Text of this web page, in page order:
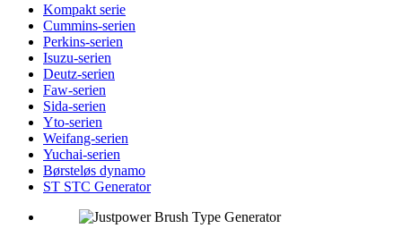
Kompakt serie
Cummins-serien
Perkins-serien
Isuzu-serien
Deutz-serien
Faw-serien
Sida-serien
Yto-serien
Weifang-serien
Yuchai-serien
Børsteløs dynamo
ST STC Generator